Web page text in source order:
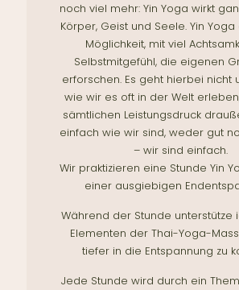
noch viel mehr: Yin Yoga wirkt
Körper, Geist und Seele. Yin
Möglichkeit, mit viel
Selbstmitgefühl, die eigenen
erforschen. Es geht hierbei nicht
wie wir es oft in der Welt
sämtlichen Leistungsdruck
einfach wie wir sind, weder gut
– wir sind einfach.
Wir praktizieren eine Stunde Yin
einer ausgiebigen
Während der Stunde unterstütze
Elementen der Thai-Yoga-
tiefer in die Entspannung zu
Jede Stunde wird durch ein